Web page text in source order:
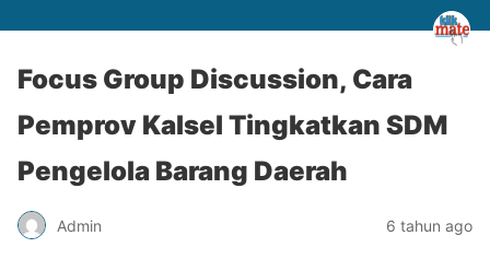
Focus Group Discussion, Cara
Pemprov Kalsel Tingkatkan SDM
Pengelola Barang Daerah
Admin 6 tahun ago